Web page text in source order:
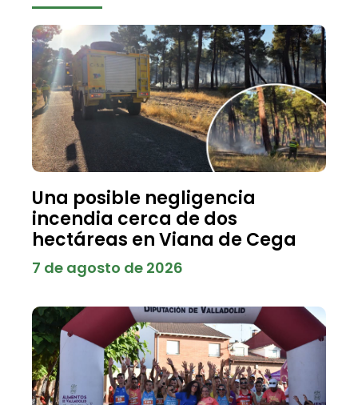
Una posible negligencia
incendia cerca de dos
hectáreas en Viana de Cega
7 de agosto de 2026